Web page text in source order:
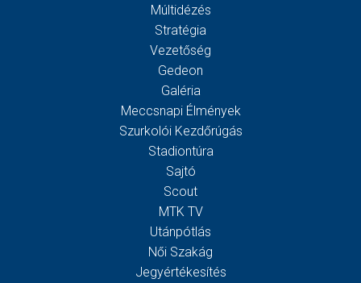
Múltidézés
Stratégia
Vezetőség
Gedeon
Galéria
Meccsnapi Élmények
Szurkolói Kezdőrúgás
Stadiontúra
Sajtó
Scout
MTK TV
Utánpótlás
Női Szakág
Jegyértékesítés